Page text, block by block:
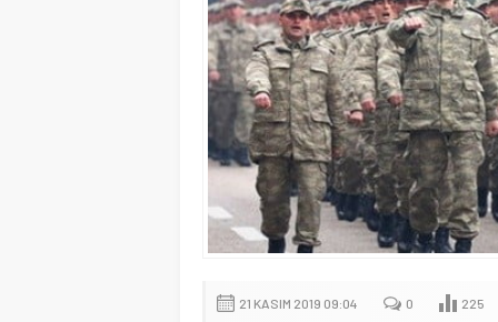
21 KASIM 2019 09:04 0 225